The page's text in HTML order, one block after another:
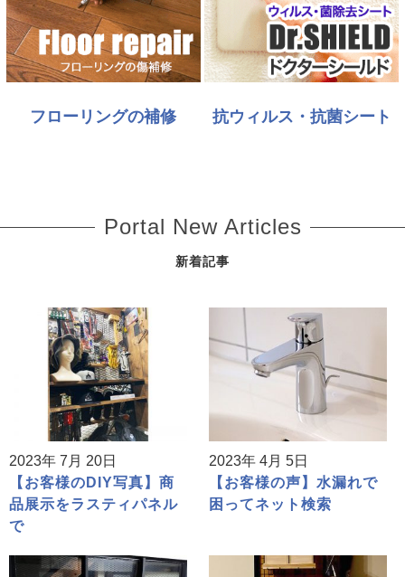
フローリングの補修 抗ウィルス・抗菌シート
Portal New Articles
新着記事
2023年 7月 20日
【お客様のDIY写真】商
品展示をラスティパネル
で
2023年 4月 5日
【お客様の声】水漏れで
困ってネット検索